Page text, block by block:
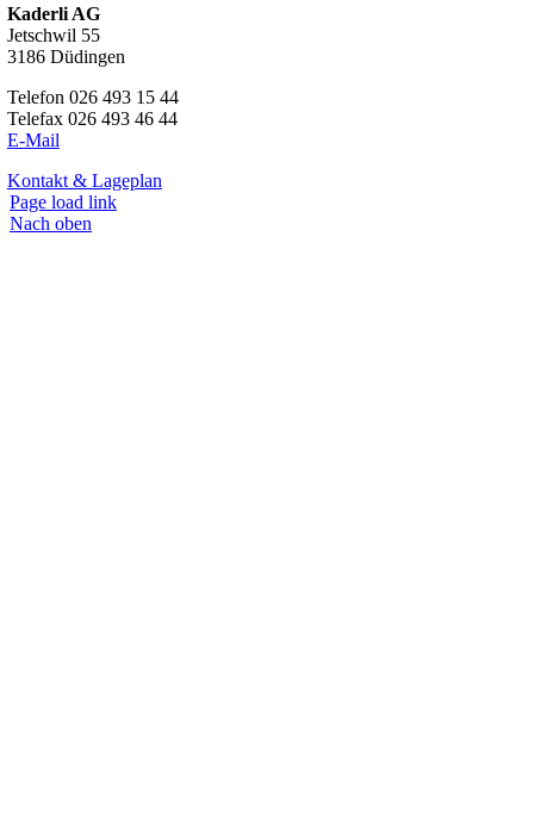
Kaderli AG
Jetschwil 55
3186 Düdingen
Telefon 026 493 15 44
Telefax 026 493 46 44
E-Mail
Kontakt & Lageplan
Page load link
Nach oben